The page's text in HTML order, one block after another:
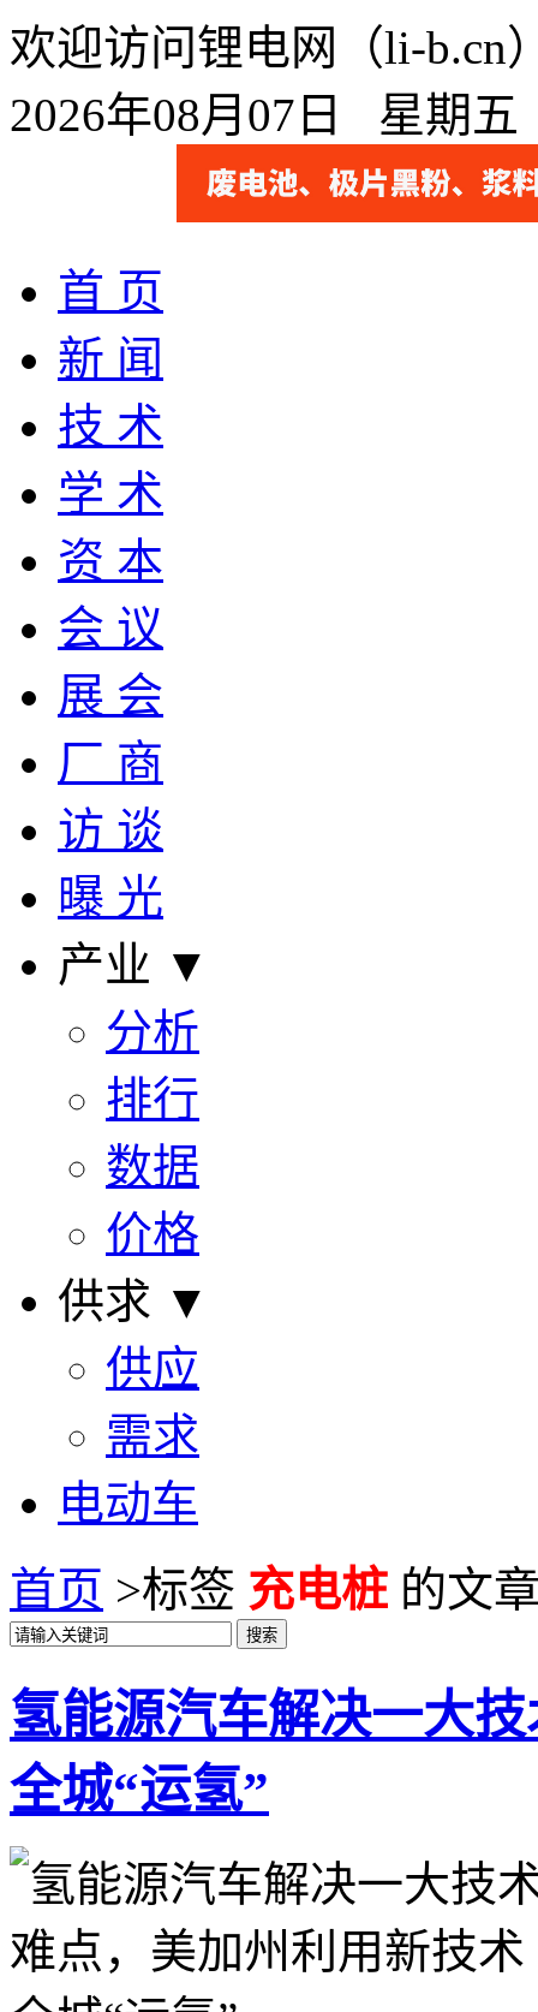
欢迎访问锂电网（li-b.cn
2026年08月07日 星期
首 页
新 闻
技 术
学 术
资 本
会 议
展 会
厂 商
访 谈
曝 光
产业 ▼
分析
排行
数据
价格
供求 ▼
供应
需求
电动车
首页 >标签 充电桩 的文
氢能源汽车解决一大
全城“运氢”